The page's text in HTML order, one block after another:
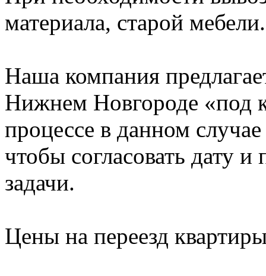
материала, старой мебели.
Наша компания
Нижнем Новгороде «под
процессе в данном
чтобы согласовать дату
задачи.
Цены на переезд